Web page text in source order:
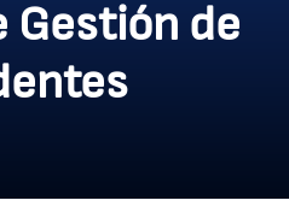
Gestión de